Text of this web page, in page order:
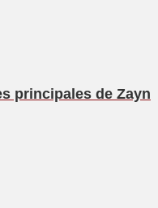
principales de Zayn